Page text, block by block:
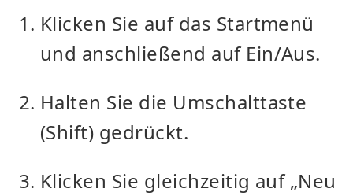
Klicken Sie auf das Startmenü
und anschließend auf Ein/Aus.
Halten Sie die Umschalttaste
(Shift) gedrückt.
Klicken Sie gleichzeitig auf „Neu